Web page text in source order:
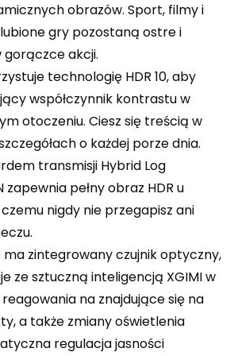
obrazów. Sport, filmy i
gry pozostaną ostre i
gorączce akcji.
technologię HDR 10, aby
współczynnik kontrastu w
otoczeniu. Ciesz się treścią w
o każdej porze dnia.
transmisji Hybrid Log
zapewnia pełny obraz HDR u
nigdy nie przegapisz ani
ma zintegrowany czujnik optyczny,
ze sztuczną inteligencją XGIMI w
na znajdujące się na
a także zmiany oświetlenia
regulacja jasności